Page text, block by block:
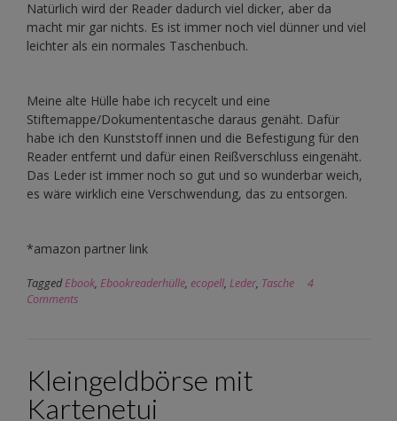
Natürlich wird der Reader dadurch viel dicker, aber da
macht mir gar nichts. Es ist immer noch viel dünner und viel
leichter als ein normales Taschenbuch.
Meine alte Hülle habe ich recycelt und eine
Stiftemappe/Dokumententasche daraus genäht. Dafür
habe ich den Kunststoff innen und die Befestigung für den
Reader entfernt und dafür einen Reißverschluss eingenäht.
Das Leder ist immer noch so gut und so wunderbar weich,
es wäre wirklich eine Verschwendung, das zu entsorgen.
*amazon partner link
TaggedEbook, Ebookreaderhülle, ecopell, Leder, Tasche
4
Comments
Kleingeldbörse mit
Kartenetui